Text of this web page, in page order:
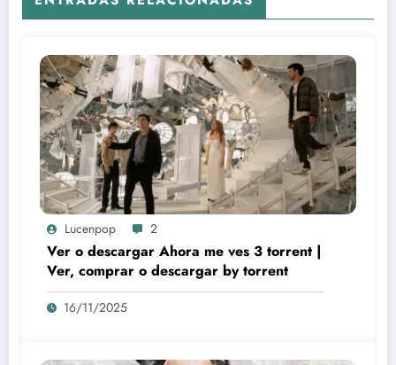
Lucenpop 2
Ver o descargar Ahora me ves 3 torrent |
Ver, comprar o descargar by torrent
16/11/2025